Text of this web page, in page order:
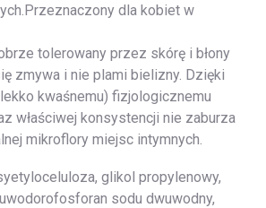
dla kobiet w
tolerowany przez skórę i błony
zmywa i nie plami bielizny. Dzięki
kwaśnemu) fizjologicznemu
właściwej konsystencji nie zaburza
mikroflory miejsc intymnych.
glikol propylenowy,
sodu dwuwodny,